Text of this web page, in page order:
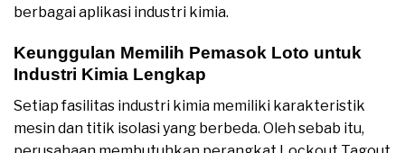
berbagai aplikasi industri kimia.
Keunggulan Memilih Pemasok Loto untuk
Industri Kimia Lengkap
Setiap fasilitas industri kimia memiliki karakteristik
mesin dan titik isolasi yang berbeda. Oleh sebab itu,